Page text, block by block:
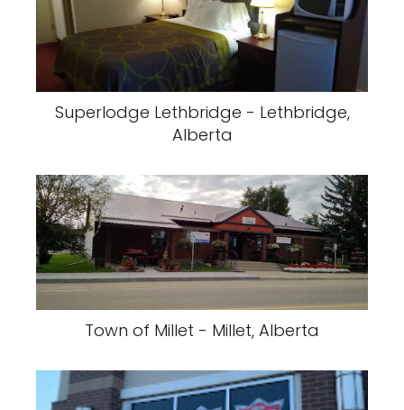
Superlodge Lethbridge - Lethbridge,
Alberta
Town of Millet - Millet, Alberta